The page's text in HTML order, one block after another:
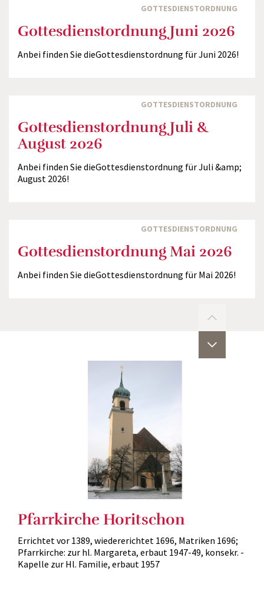
GOTTESDIENSTORDNUNG
Gottesdienstordnung Juni 2026
Anbei finden Sie dieGottesdienstordnung für Juni 2026!
GOTTESDIENSTORDNUNG
Gottesdienstordnung Juli &
August 2026
Anbei finden Sie dieGottesdienstordnung für Juli &amp;
August 2026!
GOTTESDIENSTORDNUNG
Gottesdienstordnung Mai 2026
Anbei finden Sie dieGottesdienstordnung für Mai 2026!
Pfarrkirche Horitschon
Errichtet vor 1389, wiedererichtet 1696, Matriken 1696;
Pfarrkirche: zur hl. Margareta, erbaut 1947-49, konsekr. -
Kapelle zur Hl. Familie, erbaut 1957